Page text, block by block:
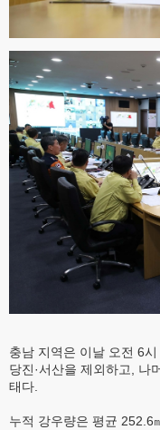
충남 지역은 이날 오전 6
당진·서산을 제외하고, 나
태다.
누적 강우량은 평균 252.6